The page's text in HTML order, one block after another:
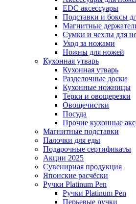
EDC аксессуары
Подставки и боксы
Магнитные
Сумки и чехлы для
Уход за ножами
Ножны для ножей
Кухонная утварь
Кухонная утварь
Разделочные доски
Кухонные ножницы
Терки и овощерезки
Овощечистки
Посуда
Прочие кухонные
Магнитные подставки
Палочки для еды
Подарочные сертификаты
Акции 2025
Сувенирная продукция
Японские расчёски
Ручки Platinum Pen
Ручки Platinum Pen
Перьевые ручки